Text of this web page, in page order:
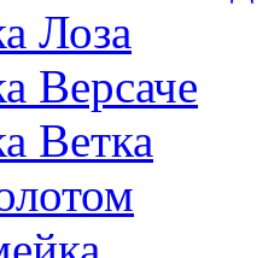
Лоза
Версаче
Ветка